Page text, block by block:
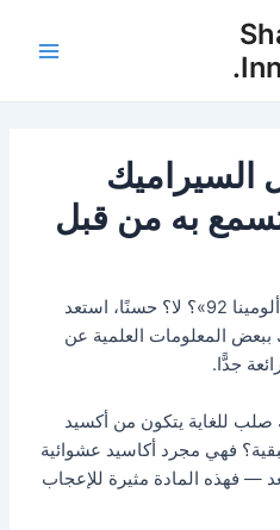
92: بطل السيراميك
به من قبل
مرحبًا! هل سمعتَ من قبل عن ’ألومينا 92»؟ لا؟ حسنًا، استعد
المعلومات العلمية عن
جدًّا.
سيراميك صلب للغاية يتكون من أكسيد
92%. أما الـ 8% المتبقية؟ فهي مجرد أكاسيد عشوائية
— فهذه المادة مثيرة للإعجاب